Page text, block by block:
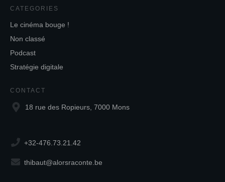
CATEGORIES
Le cinéma bouge !
Non classé
Podcast
Stratégie digitale
CONTACT
18 rue des Ropieurs, 7000 Mons
+32-476.73.21.42
thibaut@alorsraconte.be